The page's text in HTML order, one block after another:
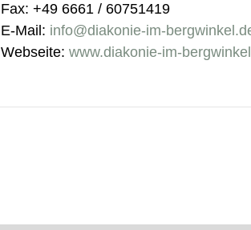
Fax: +49 6661 / 60751419
E-Mail: info@diakonie-im-
Webseite:www.diakonie-im-